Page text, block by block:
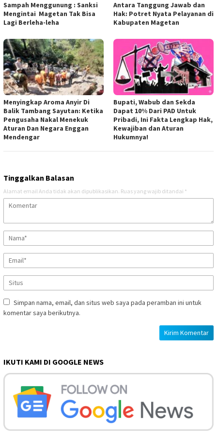
Sampah Menggunung : Sanksi
Mengintai Magetan Tak Bisa
Lagi Berleha-leha
Antara Tanggung Jawab dan
Hak: Potret Nyata Pelayanan di
Kabupaten Magetan
Menyingkap Aroma Anyir Di
Balik Tambang Sayutan: Ketika
Pengusaha Nakal Menekuk
Aturan Dan Negara Enggan
Mendengar
Bupati, Wabub dan Sekda
Dapat 10% Dari PAD Untuk
Pribadi, Ini Fakta Lengkap Hak,
Kewajiban dan Aturan
Hukumnya!
Tinggalkan Balasan
Alamat email Anda tidak akan dipublikasikan. Ruas yang wajib ditandai *
Simpan nama, email, dan situs web saya pada peramban ini untuk
komentar saya berikutnya.
IKUTI KAMI DI GOOGLE NEWS